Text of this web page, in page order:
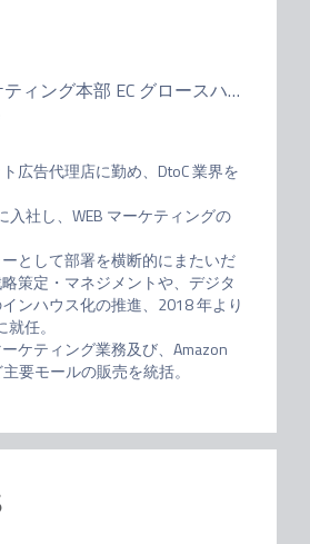
ダイレクトマーケティング本部 EC グロースハック部 部長 兼 オペレーション課 課長
広告代理店に勤め、DtoC 業界を
入社し、WEB マーケティングの
として部署を横断的にまたいだ
策定・マネジメントや、デジタ
ンハウス化の推進、2018 年より
任。
ケティング業務及び、Amazon
要モールの販売を統括。